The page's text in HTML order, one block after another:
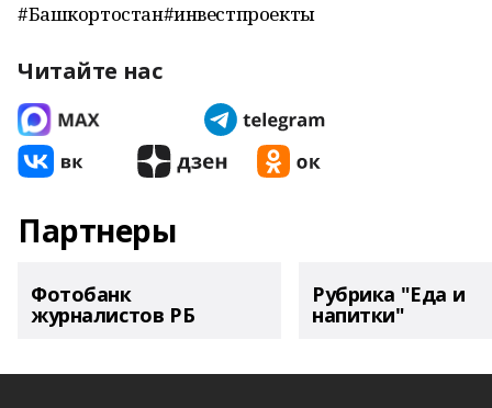
#Башкортостан#инвестпроекты
Читайте нас
Партнеры
Фотобанк
журналистов РБ
Рубрика "Еда и
напитки"